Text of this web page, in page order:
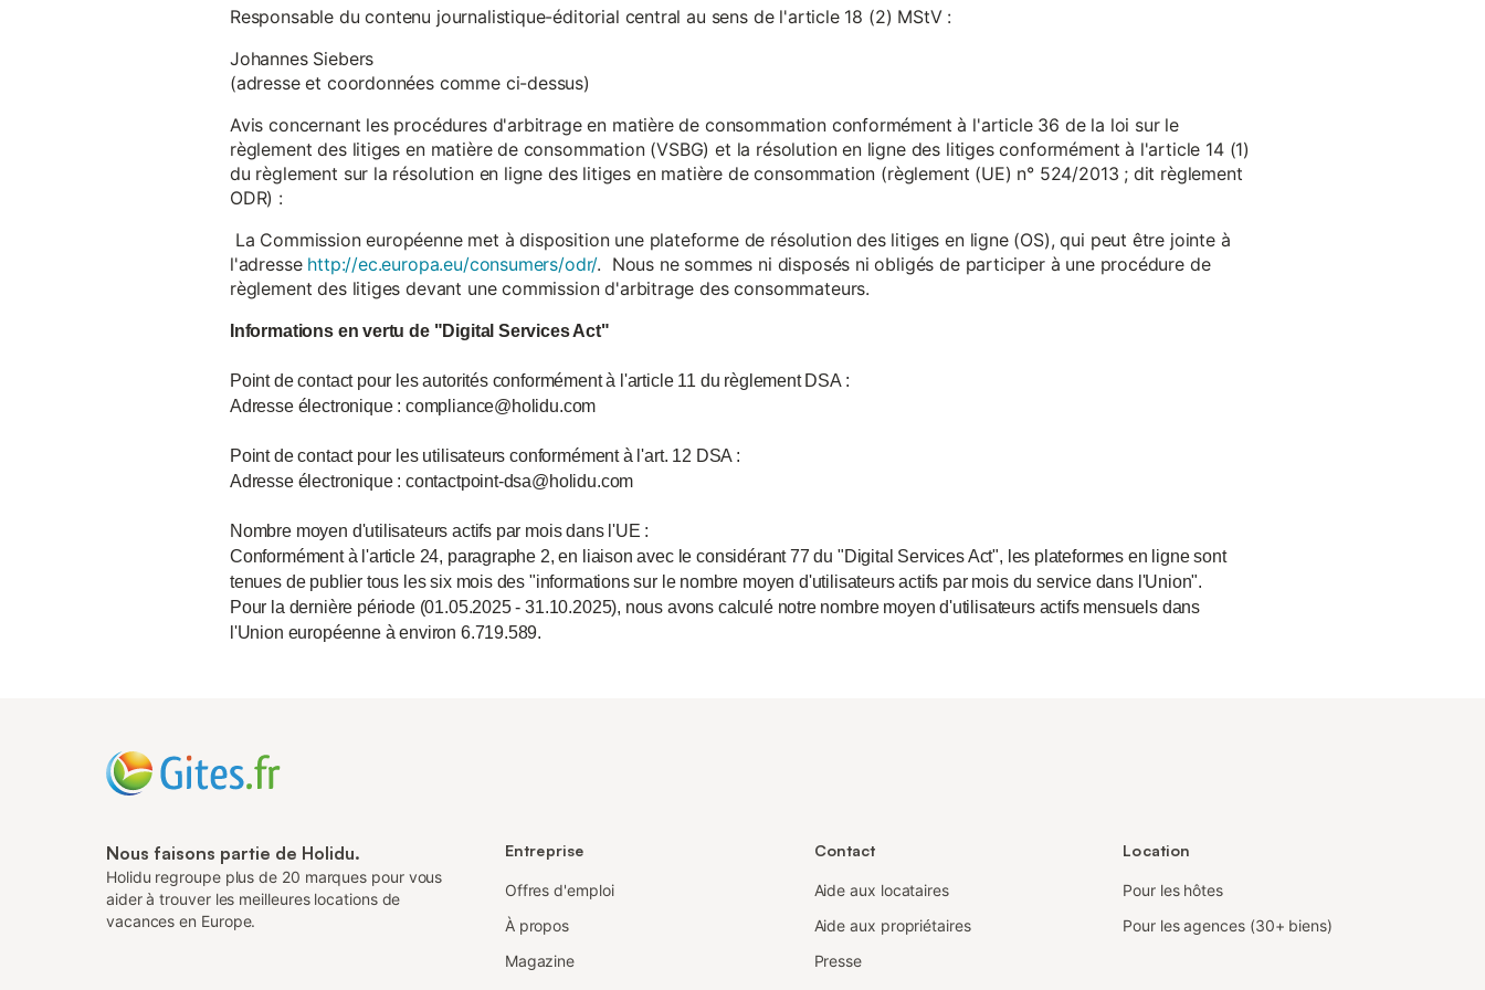
Responsable du contenu journalistique-éditorial central au sens de l'article 18 (2) MStV :
Johannes Siebers
(adresse et coordonnées comme ci-dessus)
Avis concernant les procédures d'arbitrage en matière de consommation conformément à l'article 36 de la loi sur le
règlement des litiges en matière de consommation (VSBG) et la résolution en ligne des litiges conformément à l'article 14 (1)
du règlement sur la résolution en ligne des litiges en matière de consommation (règlement (UE) n° 524/2013 ; dit règlement
ODR) :
La Commission européenne met à disposition une plateforme de résolution des litiges en ligne (OS), qui peut être jointe à
l'adresse http://ec.europa.eu/consumers/odr/. Nous ne sommes ni disposés ni obligés de participer à une procédure de
règlement des litiges devant une commission d'arbitrage des consommateurs.
Informations en vertu de "Digital Services Act"
Point de contact pour les autorités conformément à l'article 11 du règlement DSA :
Adresse électronique : compliance@holidu.com
Point de contact pour les utilisateurs conformément à l'art. 12 DSA :
Adresse électronique : contactpoint-dsa@holidu.com
Nombre moyen d'utilisateurs actifs par mois dans l'UE :
Conformément à l'article 24, paragraphe 2, en liaison avec le considérant 77 du "Digital Services Act", les plateformes en ligne sont
tenues de publier tous les six mois des "informations sur le nombre moyen d'utilisateurs actifs par mois du service dans l'Union".
Pour la dernière période (01.05.2025 - 31.10.2025), nous avons calculé notre nombre moyen d'utilisateurs actifs mensuels dans
l'Union européenne à environ 6.719.589.
Nous faisons partie de Holidu.
Holidu regroupe plus de 20 marques pour vous
aider à trouver les meilleures locations de
vacances en Europe.
Entreprise
Offres d'emploi
À propos
Magazine
Contact
Aide aux locataires
Aide aux propriétaires
Presse
Location
Pour les hôtes
Pour les agences (30+ biens)